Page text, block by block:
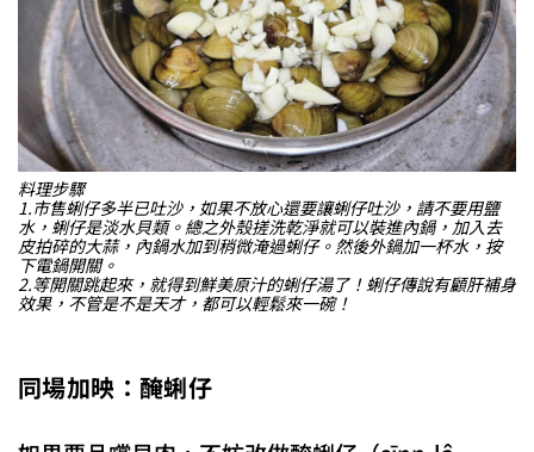
料理步驟
1.市售蜊仔多半已吐沙，如果不放心還要讓蜊仔吐沙，請不要用鹽
水，蜊仔是淡水貝類。總之外殼搓洗乾淨就可以裝進內鍋，加入去
皮拍碎的大蒜，內鍋水加到稍微淹過蜊仔。然後外鍋加一杯水，按
下電鍋開關。
2.等開關跳起來，就得到鮮美原汁的蜊仔湯了！蜊仔傳說有顧肝補身
效果，不管是不是天才，都可以輕鬆來一碗！
同場加映：醃蜊仔